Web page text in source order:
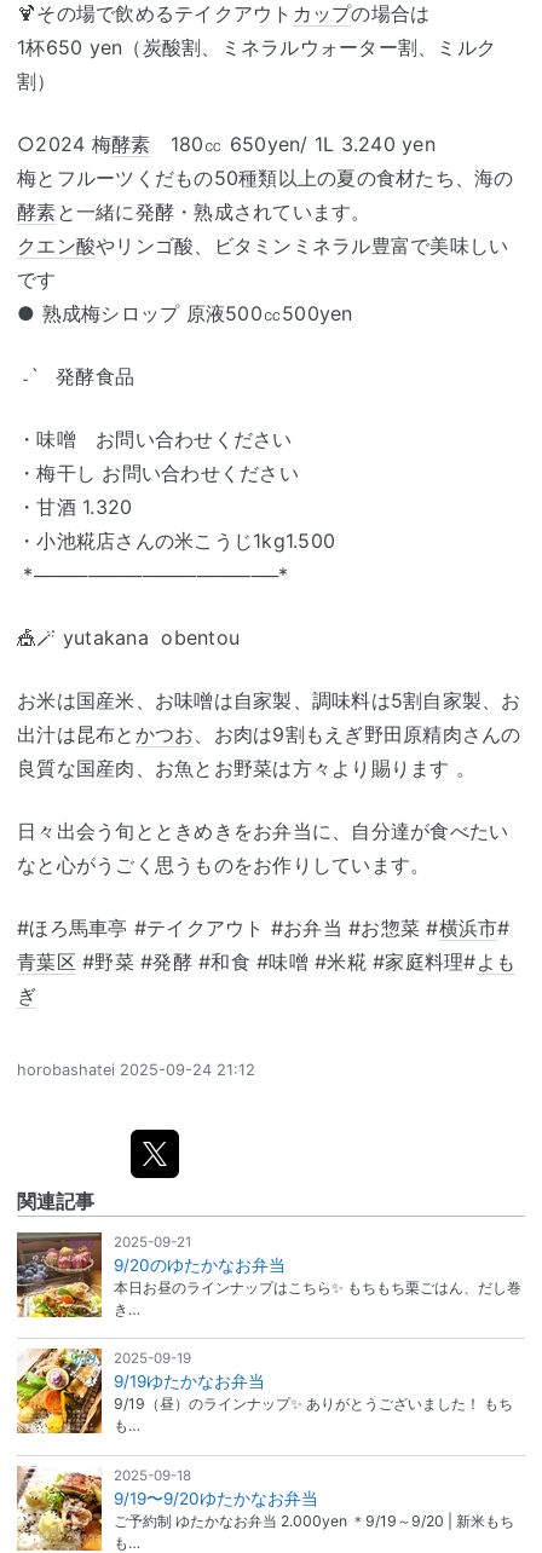
🍹その場で飲めるテイクアウト カップの場合は
1杯650 yen（炭酸割、ミネラルウォーター割、ミルク
割）
○2024 梅酵素 180㏄ 650yen/ 1L 3.240 yen
梅とフルーツくだもの50種類以上の夏の食材たち、海の
酵素と一緒に発酵・熟成されています。
クエン酸やリンゴ酸、ビタミンミネラル豊富で美味しい
です
● 熟成梅シロップ 原液500㏄500yen
˗ˋ 発酵食品
・味噌 お問い合わせください
・梅干し お問い合わせください
・甘酒 1.320
・小池糀店さんの米こうじ1kg1.500
*──────────────────*
🎪🪄 yutakana obentou
お米は国産米、お味噌は自家製、調味料は5割自家製、お
出汁は昆布と かつお、お肉は9割もえぎ野田原精肉さんの
良質な国産肉、お魚とお野菜は方々より賜ります 。
日々出会う旬とときめきをお弁当に、自分達が食べたい
なと心がうごく思うものをお作りしています。
#ほろ馬車亭 #テイクアウト #お弁当 #お惣菜 #横浜市#
青葉区 #野菜 #発酵 #和食 #味噌 #米糀 #家庭料理#よも
ぎ
horobashatei 2025-09-24 21:12
関連記事
2025-09-21
9/20のゆたかなお弁当
本日お昼のラインナップはこちら✨️ もちもち栗ごはん、だし巻
き…
2025-09-19
9/19ゆたかなお弁当
9/19（昼）のラインナップ✨️ ありがとうございました！ もち
も…
2025-09-18
9/19〜9/20ゆたかなお弁当
ご予約制 ゆたかなお弁当 2.000yen ＊9/19～9/20 | 新米もち
も…